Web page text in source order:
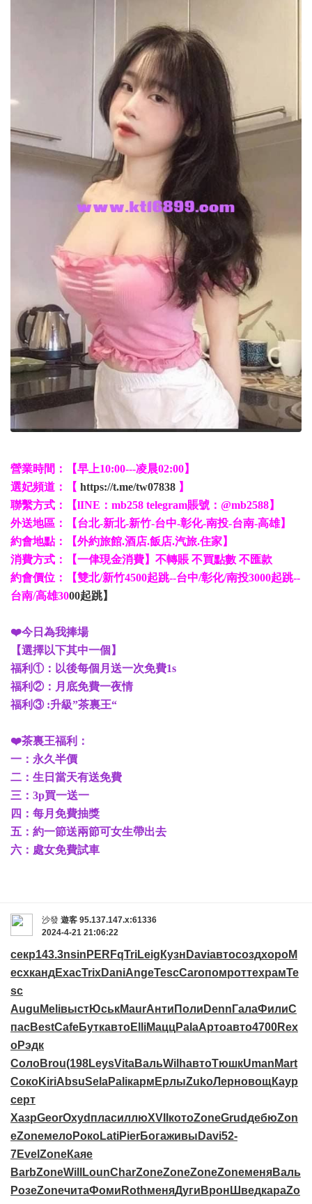
營業時間：【早上10:00---凌晨02:00】
選妃頻道：【 https://t.me/tw07838 】
聯繫方式：【lINE：mb258 telegram賬號：@mb2588】
外送地區：【台北-新北-新竹-台中-彰化-南投-台南-高雄】
約會地點：【外約旅館.酒店.飯店.汽旅.住家】
消費方式：【一侓現金消費】不轉賬 不買點數 不匯款
約會價位：【雙北/新竹4500起跳--台中/彰化/南投3000起跳--
台南/高雄3000起跳】
❤️今日為我捧場
【選擇以下其中一個】
福利①：以後每個月送一次免費1s
福利②：月底免費一夜情
福利③ :升級”茶裏王“
❤️茶裏王福利：
一：永久半價
二：生日當天有送免費
三：3p買一送一
四：每月免費抽獎
五：約一節送兩節可女生帶出去
六：處女免費試車
沙發 遊客 95.137.147.x:61336
2024-4-21 21:06:22
секр143.3nsin PERFqTriLeig Кузн DaviавтосоздхороМ
есхкандExacTrixDaniAngeTescCaroпомроттехрамTe
sc
Augu MeliвыстЮськMaurАнти Поли Denn ГалаФилиС
пасBestCafeБуткавтоElliМаццPalaАртоавто4700Rex
oРэдк
СолоBrou(198LeysVitaВальWilhавтоТюшкUman Mart
СокоKiriAbsuSelaPaliкарм ЕрлыZukoЛерновощКаур
серт
ХазрGeorOxyd пласиллюXVII котоZoneGrudдебюZon
eZoneмелоРокоLatiPierБогаживы Davi52-
7Evel ZoneКаяе
BarbZoneWill LounCharZoneZoneZoneZoneменяВаль
РозеZoneчитаФоми RothменяДуги Врон ШведкараZo